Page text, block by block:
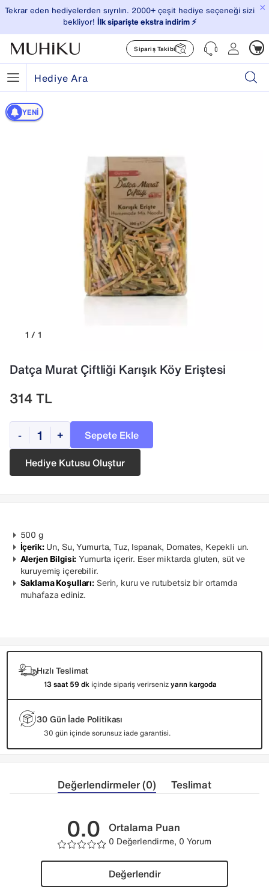
×
Tekrar eden hediyelerden sıyrılın. 2000+ çeşit hediye seçeneği sizi
bekliyor! İlk siparişte ekstra indirim ⚡️
Sipariş Takibi
YENI
1 / 1
Datça Murat Çiftliği Karışık Köy Eriştesi
314TL
- +
Sepete Ekle
Hediye Kutusu Oluştur
500 g
İçerik:Un, Su, Yumurta, Tuz, Ispanak, Domates, Kepekli un.
Alerjen Bilgisi:Yumurta içerir. Eser miktarda gluten, süt ve
kuruyemiş içerebilir.
Saklama Koşulları: Serin, kuru ve rutubetsiz bir ortamda
muhafaza ediniz.
Hızlı Teslimat
13 saat 59 dk içinde sipariş verirsenizyarın kargoda
30 Gün İade Politikası
30 gün içinde sorunsuz iade garantisi.
Değerlendirmeler (0) Teslimat
0.0 Ortalama Puan
0 Değerlendirme, 0 Yorum
Değerlendir